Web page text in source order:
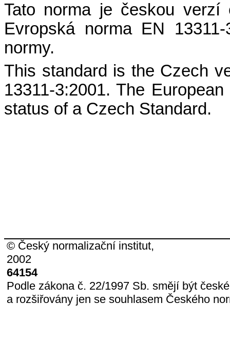
Tato norma je českou verzí
Evropská norma EN
normy.
This standard is the Czech
13311-3:2001. The
status of a Czech Standard.
© Český normalizační institut,
2002
64154
Podle zákona č. 22/1997 Sb. smějí být
a rozšiřovány jen se souhlasem Českého